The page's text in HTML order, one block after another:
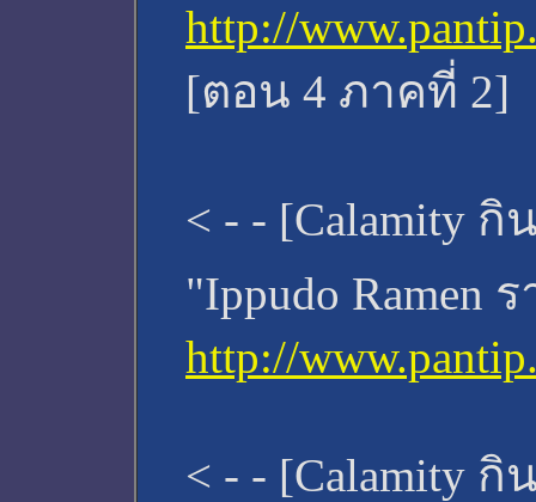
http://
[ตอน 4 ภาคที่ 2]
< - - [Calamity
"Ippudo Ramen
http://
< - - [Calamity